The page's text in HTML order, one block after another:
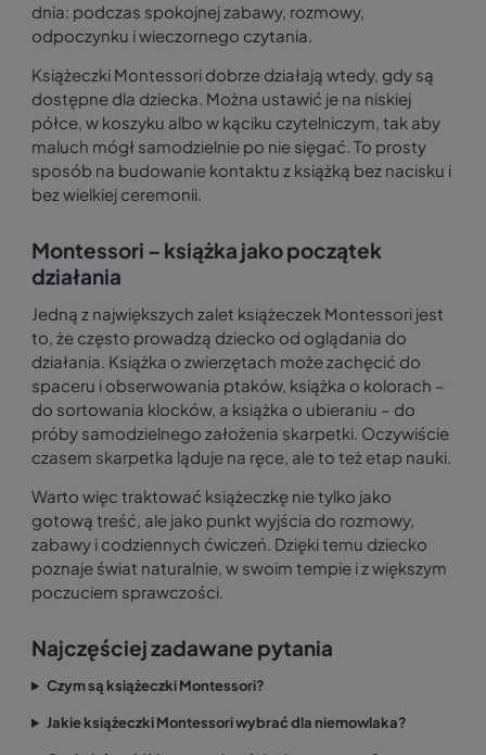
dnia: podczas spokojnej zabawy, rozmowy,
odpoczynku i wieczornego czytania.
Książeczki Montessori dobrze działają wtedy, gdy są
dostępne dla dziecka. Można ustawić je na niskiej
półce, w koszyku albo w kąciku czytelniczym, tak aby
maluch mógł samodzielnie po nie sięgać. To prosty
sposób na budowanie kontaktu z książką bez nacisku i
bez wielkiej ceremonii.
Montessori – książka jako początek
działania
Jedną z największych zalet książeczek Montessori jest
to, że często prowadzą dziecko od oglądania do
działania. Książka o zwierzętach może zachęcić do
spaceru i obserwowania ptaków, książka o kolorach –
do sortowania klocków, a książka o ubieraniu – do
próby samodzielnego założenia skarpetki. Oczywiście
czasem skarpetka ląduje na ręce, ale to też etap nauki.
Warto więc traktować książeczkę nie tylko jako
gotową treść, ale jako punkt wyjścia do rozmowy,
zabawy i codziennych ćwiczeń. Dzięki temu dziecko
poznaje świat naturalnie, w swoim tempie i z większym
poczuciem sprawczości.
Najczęściej zadawane pytania
Czym są książeczki Montessori?
Jakie książeczki Montessori wybrać dla niemowlaka?